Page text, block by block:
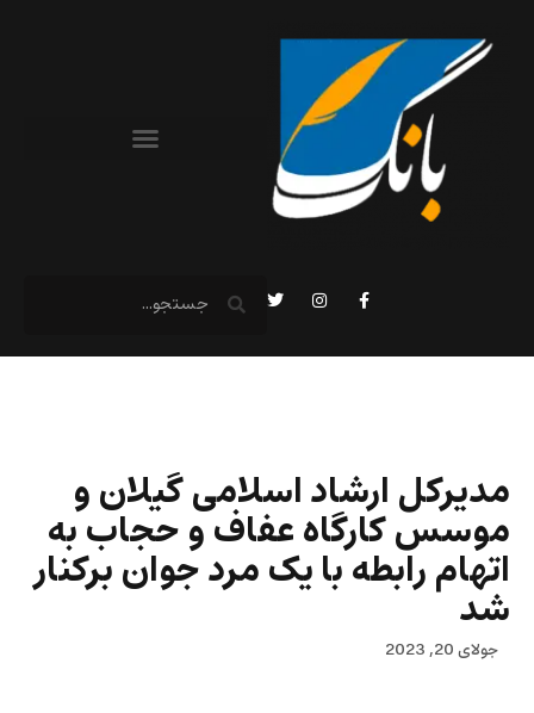
مدیرکل ارشاد اسلامی گیلان و
موسس کارگاه عفاف و حجاب به
اتهام رابطه با یک مرد جوان برکنار
شد
جولای 20, 2023